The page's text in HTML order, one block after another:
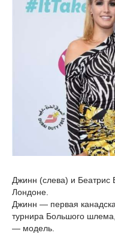
Джинн (слева) и Беатрис
Лондоне.
Джинн — первая
турнира Большого
— модель.